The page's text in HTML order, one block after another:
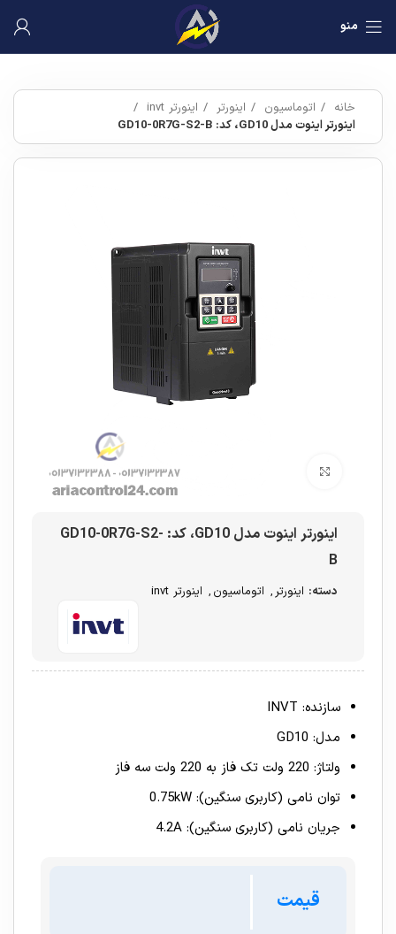
منو
خانه اتوماسیون اینورتر
اینورتر invt
اینورتر اینوت مدل GD10، کد: GD10-0R7G-S2-B
اینورتر اینوت مدل GD10، کد: GD10-0R7G-S2-
B
دسته: اینورتر , اتوماسیون , اینورتر invt
سازنده: INVT
مدل: GD10
ولتاژ: 220 ولت تک فاز به 220 ولت سه فاز
توان نامی (کاربری سنگین): 0.75kW
جریان نامی (کاربری سنگین): 4.2A
قیمت